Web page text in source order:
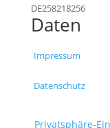
DE258218256
Daten
Impressum
Datenschutz
Privatsphäre-